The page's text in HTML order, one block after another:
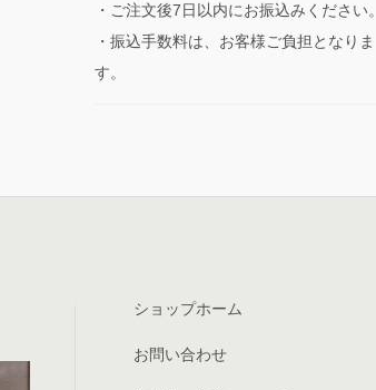
・ご注文後7日以内にお振込みください。
・振込手数料は、お客様ご負担となりま
す。
ショップホーム
お問い合わせ